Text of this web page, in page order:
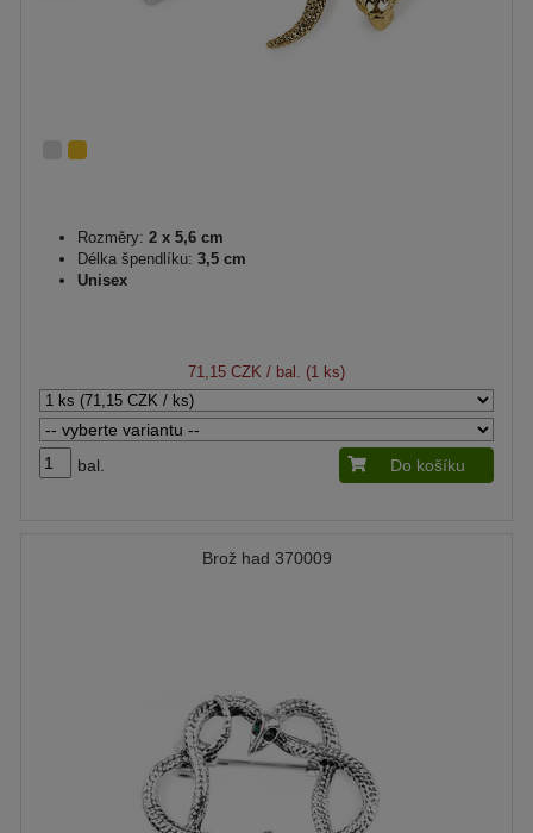
Rozměry: 2 x 5,6 cm
Délka špendlíku: 3,5 cm
Unisex
71,15 CZK / bal. (1 ks)
bal. Do košíku
Brož had 370009